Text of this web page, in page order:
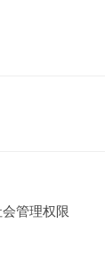
管理权限